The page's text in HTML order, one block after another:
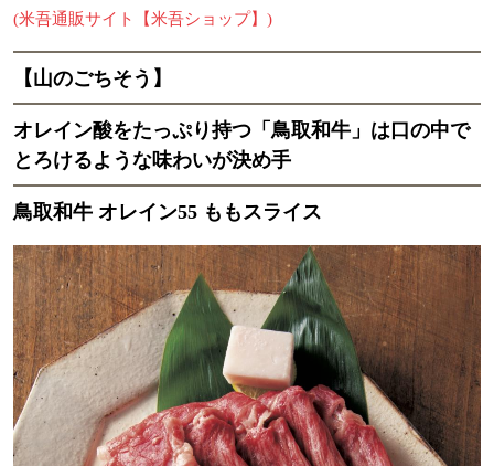
(米吾通販サイト【米吾ショップ】)
【山のごちそう】
オレイン酸をたっぷり持つ「鳥取和牛」は口の中で
とろけるような味わいが決め手
鳥取和牛 オレイン55 ももスライス